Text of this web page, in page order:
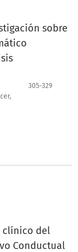
sobre
305-329
clínico del
Conductual